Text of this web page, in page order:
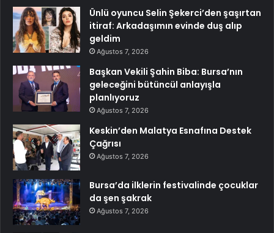
Ünlü oyuncu Selin Şekerci’den şaşırtan
itiraf: Arkadaşımın evinde duş alıp
geldim
Ağustos 7, 2026
Başkan Vekili Şahin Biba: Bursa’nın
geleceğini bütüncül anlayışla
planlıyoruz
Ağustos 7, 2026
Keskin’den Malatya Esnafına Destek
Çağrısı
Ağustos 7, 2026
Bursa’da ilklerin festivalinde çocuklar
da şen şakrak
Ağustos 7, 2026